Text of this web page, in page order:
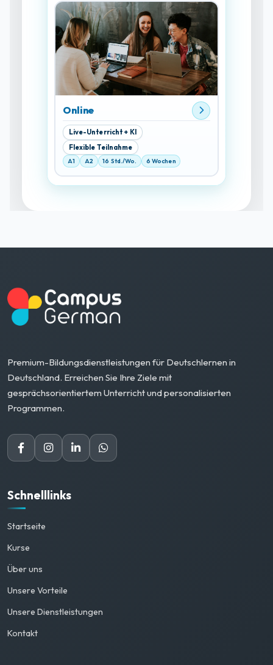
Online
Live-Unterricht + KI
Flexible Teilnahme
A1 A2 16 Std./Wo. 6 Wochen
Premium-Bildungsdienstleistungen für Deutschlernen in
Deutschland. Erreichen Sie Ihre Ziele mit
gesprächsorientiertem Unterricht und personalisierten
Programmen.
Schnelllinks
Startseite
Kurse
Über uns
Unsere Vorteile
Unsere Dienstleistungen
Kontakt